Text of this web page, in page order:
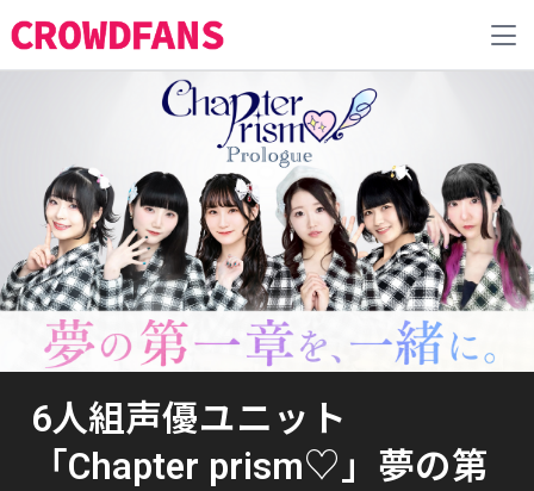
6人組声優ユニット
「Chapter prism♡」夢の第